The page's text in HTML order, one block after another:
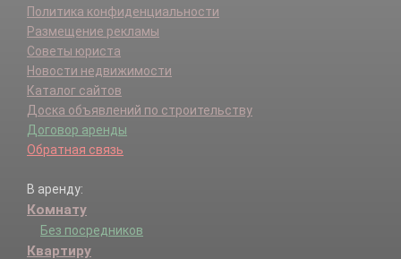
Политика конфиденциальности
Размещение рекламы
Советы юриста
Новости недвижимости
Каталог сайтов
Доска объявлений по строительству
Договор аренды
Обратная связь
В аренду:
Комнату
Без посредников
Квартиру